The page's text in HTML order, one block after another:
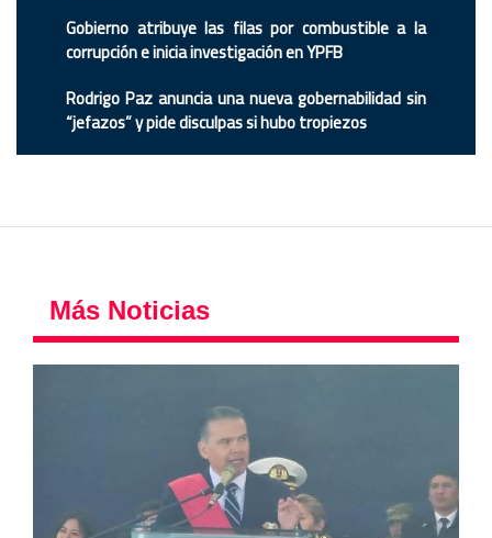
Gobierno atribuye las filas por combustible a la
corrupción e inicia investigación en YPFB
Rodrigo Paz anuncia una nueva gobernabilidad sin
“jefazos” y pide disculpas si hubo tropiezos
Más Noticias